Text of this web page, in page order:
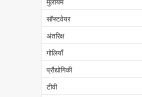
सॉफ्टवेयर
अंतरिक्ष
गोलियाँ
प्रौद्योगिकी
टीवी